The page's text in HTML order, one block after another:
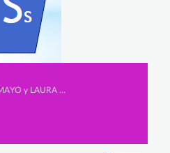
Secundaria, PATRICIA CANO MAYO y LAURA MORENO JUNQUERA